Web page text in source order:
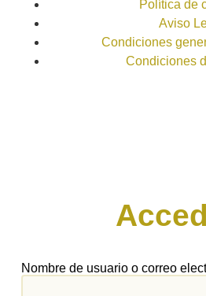
Política de
Aviso
Condiciones
Condiciones
Nombre de usuario o correo